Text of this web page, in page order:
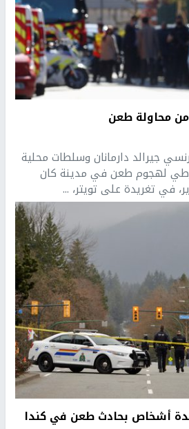
محاولة طعن
جيرالد دارمانان وسلطات محلية
لهجوم طعن في مدينة كان
في تغريدة على تويتر، ...
أشخاص بحادث طعن في كندا